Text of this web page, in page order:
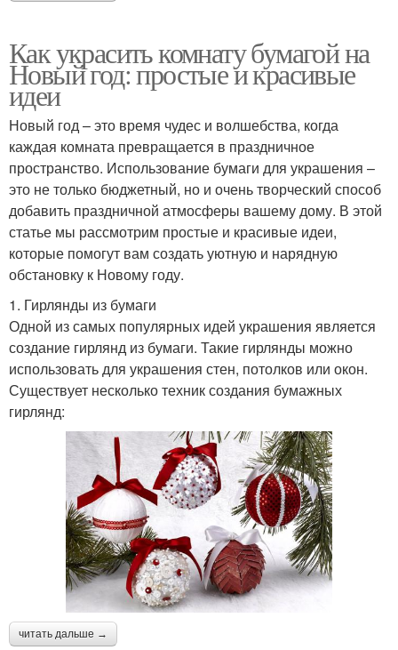
Как украсить комнату бумагой на
Новый год: простые и красивые
идеи
Новый год – это время чудес и волшебства, когда
каждая комната превращается в праздничное
пространство. Использование бумаги для украшения –
это не только бюджетный, но и очень творческий способ
добавить праздничной атмосферы вашему дому. В этой
статье мы рассмотрим простые и красивые идеи,
которые помогут вам создать уютную и нарядную
обстановку к Новому году.
1. Гирлянды из бумаги
Одной из самых популярных идей украшения является
создание гирлянд из бумаги. Такие гирлянды можно
использовать для украшения стен, потолков или окон.
Существует несколько техник создания бумажных
гирлянд:
читать дальше →